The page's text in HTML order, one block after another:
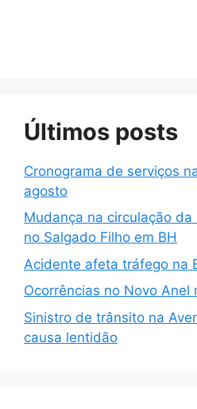
Últimos posts
Cronograma de serviços
agosto
Mudança na circulação da
no Salgado Filho em BH
Acidente afeta tráfego na
Ocorrências no Novo
Sinistro de trânsito na
causa lentidão